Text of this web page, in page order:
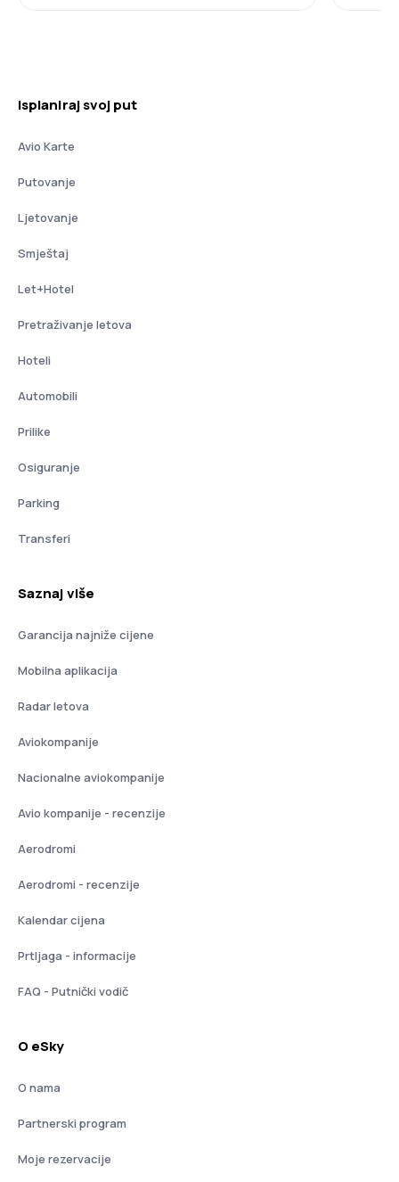
Isplaniraj svoj put
Avio Karte
Putovanje
Ljetovanje
Smještaj
Let+Hotel
Pretraživanje letova
Hoteli
Automobili
Prilike
Osiguranje
Parking
Transferi
Saznaj više
Garancija najniže cijene
Mobilna aplikacija
Radar letova
Aviokompanije
Nacionalne aviokompanije
Avio kompanije - recenzije
Aerodromi
Aerodromi - recenzije
Kalendar cijena
Prtljaga - informacije
FAQ - Putnički vodič
O eSky
O nama
Partnerski program
Moje rezervacije